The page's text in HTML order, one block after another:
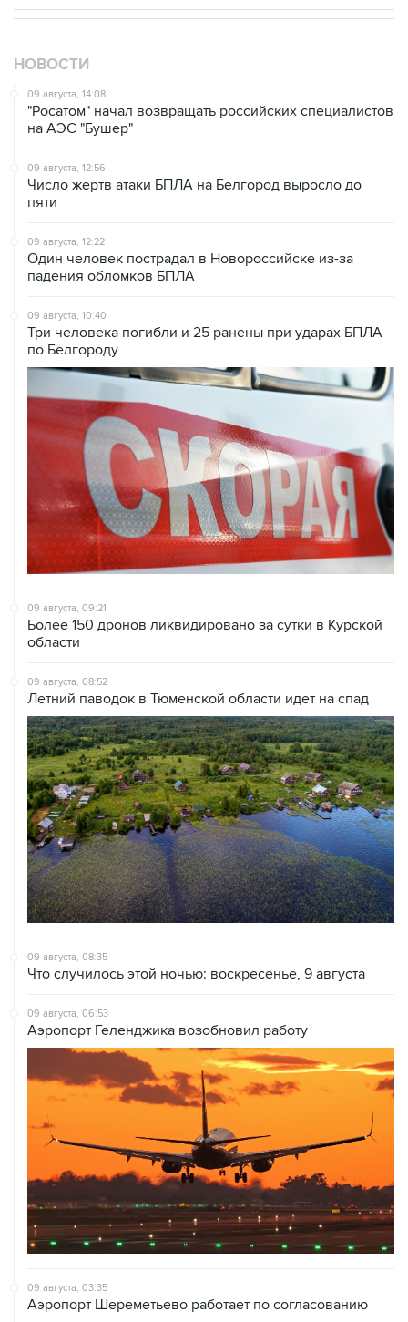
НОВОСТИ
09 августа, 14:08
"Росатом" начал возвращать российских специалистов
на АЭС "Бушер"
09 августа, 12:56
Число жертв атаки БПЛА на Белгород выросло до
пяти
09 августа, 12:22
Один человек пострадал в Новороссийске из-за
падения обломков БПЛА
09 августа, 10:40
Три человека погибли и 25 ранены при ударах БПЛА
по Белгороду
09 августа, 09:21
Более 150 дронов ликвидировано за сутки в Курской
области
09 августа, 08:52
Летний паводок в Тюменской области идет на спад
09 августа, 08:35
Что случилось этой ночью: воскресенье, 9 августа
09 августа, 06:53
Аэропорт Геленджика возобновил работу
09 августа, 03:35
Аэропорт Шереметьево работает по согласованию